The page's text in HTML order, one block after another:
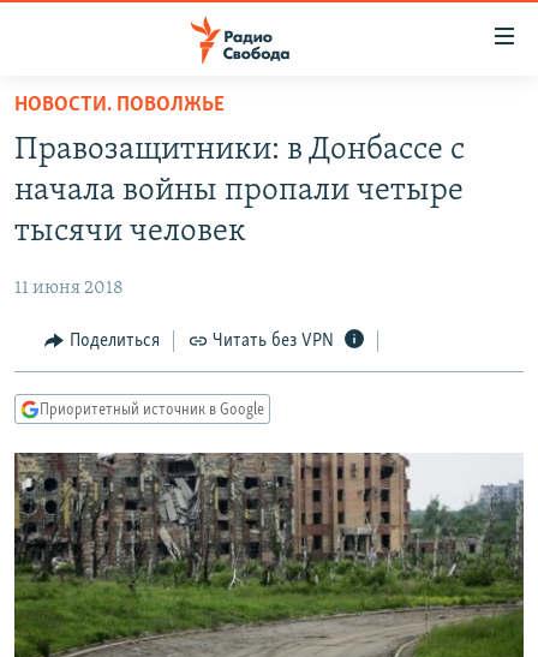
упрощенного
доступа
основному
Вернутся
Вернутся
поиску
ПОДКАСТЫ
МНЕНИЯ
КУЛЬТУРА
КАВКАЗ.РЕАЛИИ
СЕВЕР.РЕАЛИИ
СИБИРЬ.РЕАЛИИ
РАСПИСАНИЕ ВЕЩАНИЯ
ПОДПИШИТЕСЬ НА РАССЫЛКУ
НОВОСТИ. ПОВОЛЖЬЕ
Правозащитники: в Донбассе с
начала войны пропали четыре
тысячи человек
11 июня 2018
Поделиться Читать без VPN
Приоритетный источник в Google